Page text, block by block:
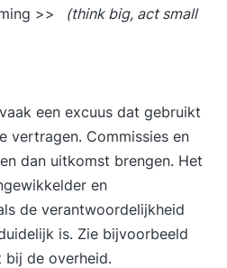
>>
(think big, act small
een excuus dat gebruikt
vertragen. Commissies en
dan uitkomst brengen. Het
en
de verantwoordelijkheid
is. Zie bijvoorbeeld
bij de overheid.